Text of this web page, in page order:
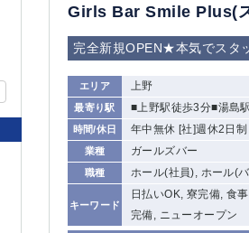
Girls Bar Smile Plus(
完全新規OPEN★本気でスタ
エリア 上野
最寄り駅 ■上野駅徒歩3分■湯島
時間/休日 年中無休 [社]週休2日
業種 ガールズバー
職種 ホール(社員), ホール(
キーワード
日払いOK, 寮完備, 食
完備, ニューオープン
の好立地！
「赤羽
徒歩2
京メト
「赤羽
から徒
①歌舞伎町 ②
新宿
①東武練馬 ②
成増・板橋 ③
大山 ②池袋
池袋東口
下赤塚 竹ノ塚
浅草
湯島